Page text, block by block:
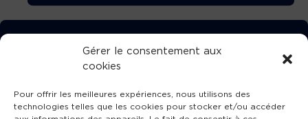
Gérer le consentement aux
cookies
Pour offrir les meilleures expériences, nous utilisons des
technologies telles que les cookies pour stocker et/ou accéder
TÉLÉCHARGEZ GRATUITEMENT
L’APPLICATION TVBA !